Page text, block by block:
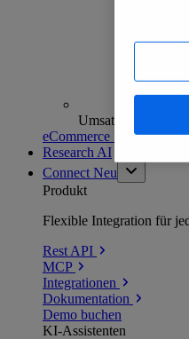
Umsatzanalysen
eCommerce Insights
Research AI
Connect Neu
Produkt
Flexible Integration für
Rest API
MCP
Integrationen
Dokumentation
Demo buchen
KI-Assistenten